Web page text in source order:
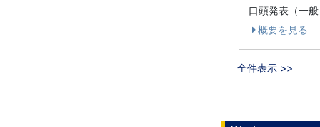
口頭発表（一
概要を見る
全件表示 >>